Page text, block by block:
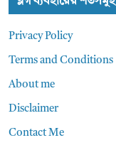
Privacy Policy
Terms and Conditions
About me
Disclaimer
Contact Me